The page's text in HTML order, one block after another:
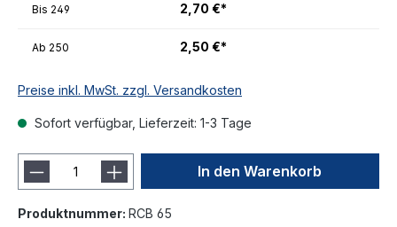
Bis 249 2,70 €*
Ab 250 2,50 €*
Preise inkl. MwSt. zzgl. Versandkosten
Sofort verfügbar, Lieferzeit: 1-3 Tage
In den Warenkorb
Produktnummer: RCB 65